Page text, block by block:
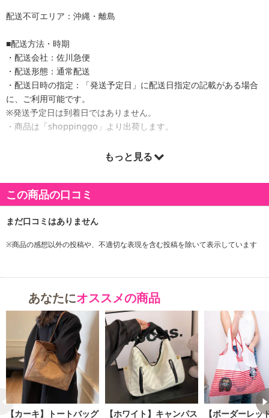
配送不可エリア：沖縄・離島
■配送方法・時期
・配送会社：佐川急便
・配送形態：通常配送
・配送日時の指定：「発送予定日」に配送日指定の記載がある場合
に、ご利用可能です。
※発送予定日は到着日ではありません。
・商品は「shoppinggo」より出荷します。
もっと見る
この商品の口コミ
※商品の感想以外の投稿や、不適切な表現を含む投稿を除いて表示しています
あなたにオススメの商品
【カーキ】トートバッグ
【ホワイト】キャンパス
【ボーダーレッ